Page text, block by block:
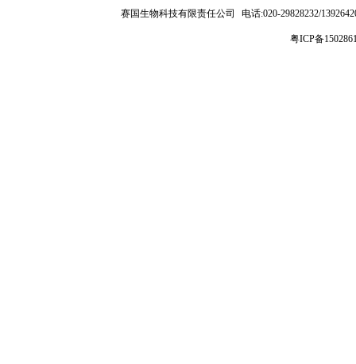
赛国生物科技有限责任公司 电话:020-29828232/
粤ICP备